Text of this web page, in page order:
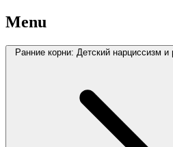
Menu
Ранние корни: Детский нарциссизм и